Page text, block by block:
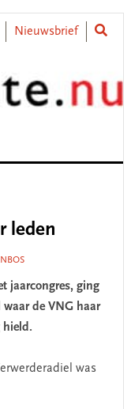
Nieuwsbrief
leden
jaarcongres, ging
de VNG haar
hield.
was